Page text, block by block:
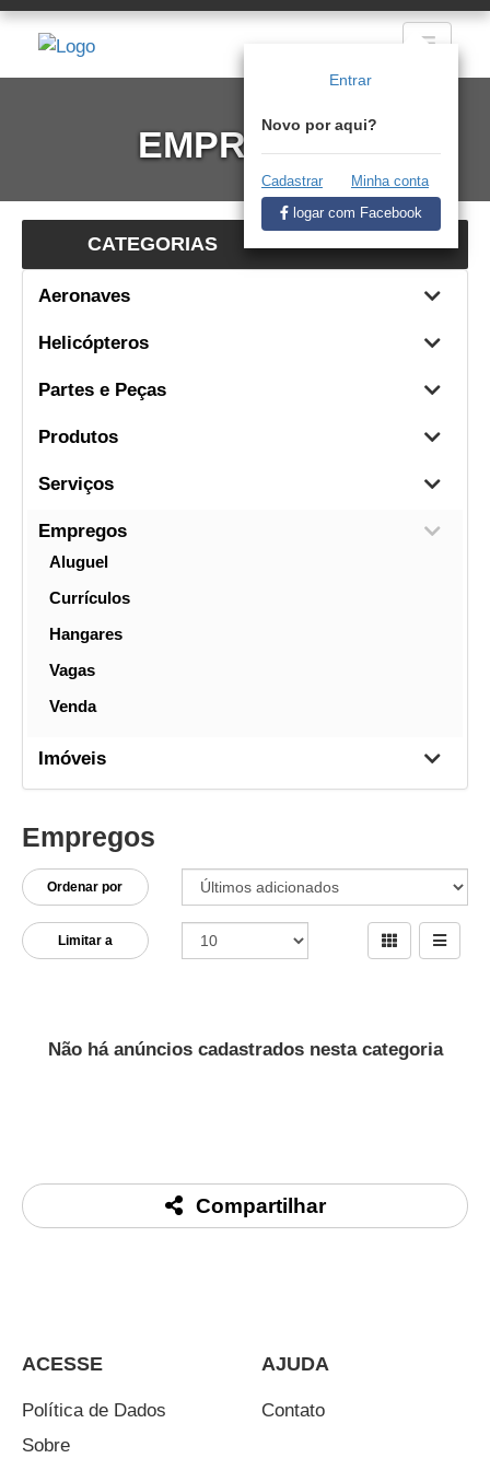
Entrar
Novo por aqui?
Cadastrar
Minha conta
logar com Facebook
EMPREGOS
CATEGORIAS
Aeronaves
Helicópteros
Partes e Peças
Produtos
Serviços
Empregos
Aluguel
Currículos
Hangares
Vagas
Venda
Imóveis
Empregos
Ordenar por
Limitar a
Não há anúncios cadastrados nesta categoria
Compartilhar
ACESSE
Política de Dados
Sobre
AJUDA
Contato